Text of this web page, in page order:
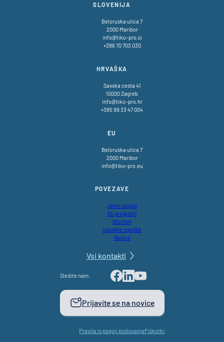
SLOVENIJA
Beloruska ulica 7
2000 Maribor
info@tiko-pro.si
+386 70 703 030
HRVAŠKA
Savska cesta 41
10000 Zagreb
info@tiko-pro.hr
+385 99 33 47 004
EU
Beloruska ulica 7
2000 Maribor
info@tiko-pro.eu
POVEZAVE
Javni razpisi
EU programi
Storitve
Uspešne zgodbe
Novice
Vsi kontakti
Sledite nam:
Facebook
LinkedIn
Youtube
Prijavite se na novice
Pravila in pogoji poslovanjaPiškotki